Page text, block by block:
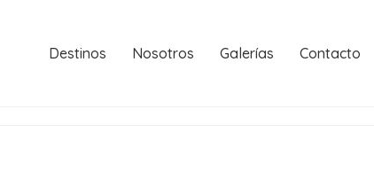
Destinos Nosotros Galerías Contacto